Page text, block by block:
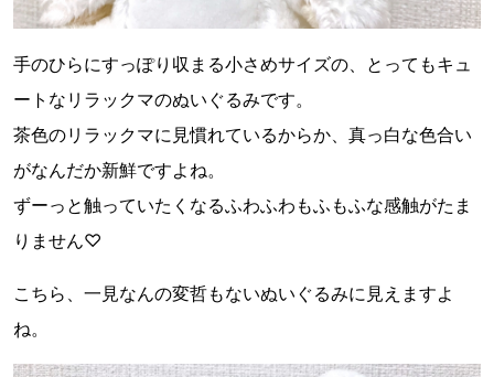
手のひらにすっぽり収まる小さめサイズの、とってもキュ
ートなリラックマのぬいぐるみです。
茶色のリラックマに見慣れているからか、真っ白な色合い
がなんだか新鮮ですよね。
ずーっと触っていたくなるふわふわもふもふな感触がたま
りません♡
こちら、一見なんの変哲もないぬいぐるみに見えますよ
ね。